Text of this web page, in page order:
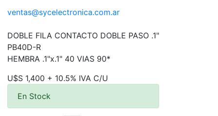
ventas@sycelectronica.com.ar
DOBLE FILA CONTACTO DOBLE PASO .1"
PB40D-R
HEMBRA .1"x.1" 40 VIAS 90*
U$S 1,400 + 10.5% IVA C/U
En Stock